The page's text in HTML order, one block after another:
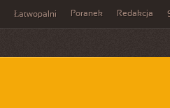
Łatwopalni Poranek Redakcja